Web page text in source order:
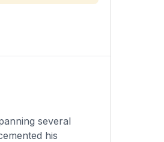
several
his